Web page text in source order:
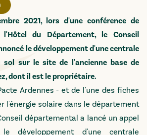
2021, lors d'une conférence de
du Département, le Conseil
le développement d'une centrale
sol sur le site de l'ancienne base de
dont il est le propriétaire.
Ardennes - et de l'une des fiches
l'énergie solaire dans le département
départemental a lancé un appel
développement d'une centrale